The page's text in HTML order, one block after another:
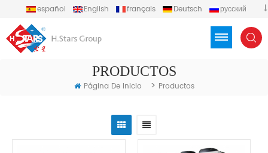
español English français Deutsch
русский
PRODUCTOS
Página De Inicio > Productos